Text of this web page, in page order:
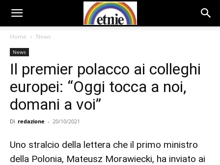
Home News
News
Il premier polacco ai colleghi
europei: “Oggi tocca a noi,
domani a voi”
Di redazione - 20/10/2021
Uno stralcio della lettera che il primo ministro
della Polonia, Mateusz Morawiecki, ha inviato ai